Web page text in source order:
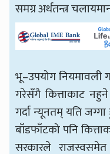
समग्र अर्थतन्त्र
भू–उपयोग नियमावली
गरेसँगै कित्ताकाट
गर्दा न्यूनतम् यति
बाँडफाँटको पनि
सरकारले